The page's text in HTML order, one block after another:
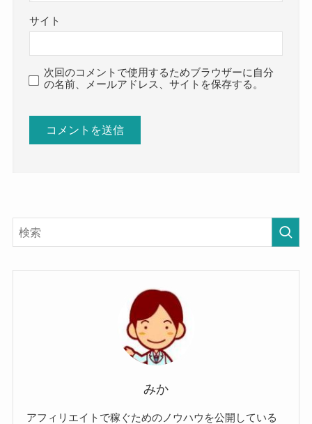
サイト
次回のコメントで使用するためブラウザーに自分
の名前、メールアドレス、サイトを保存する。
みか
アフィリエイトで稼ぐためのノウハウを公開している